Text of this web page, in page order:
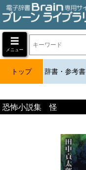
メニュー
トップ 辞書・参考書
恐怖小説集 怪